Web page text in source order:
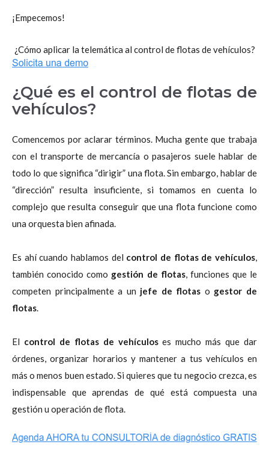
¡Empecemos!
¿Cómo aplicar la telemática al control de flotas de vehículos?
¿Qué es el control de flotas de
vehículos?
Comencemos por aclarar términos. Mucha gente que trabaja
con el transporte de mercancía o pasajeros suele hablar de
todo lo que significa “dirigir” una flota. Sin embargo, hablar de
“dirección” resulta insuficiente, si tomamos en cuenta lo
complejo que resulta conseguir que una flota funcione como
una orquesta bien afinada.
Es ahí cuando hablamos del control de flotas de vehículos,
también conocido como gestión de flotas, funciones que le
competen principalmente a un jefe de flotas o gestor de
flotas.
El control de flotas de vehículoses mucho más que dar
órdenes, organizar horarios y mantener a tus vehículos en
más o menos buen estado. Si quieres que tu negocio crezca, es
indispensable que aprendas de qué está compuesta una
gestión u operación de flota.